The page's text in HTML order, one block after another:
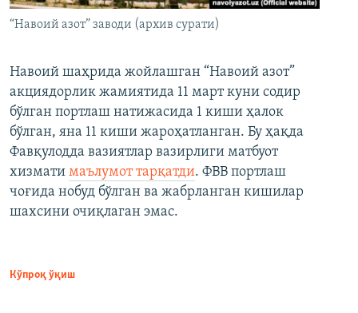
“Навоий азот” заводи (архив сурати)
Навоий шаҳрида жойлашган “Навоий азот”
акциядорлик жамиятида 11 март куни содир
бўлган портлаш натижасида 1 киши ҳалок
бўлган, яна 11 киши жароҳатланган. Бу ҳақда
Фавқулодда вазиятлар вазирлиги матбуот
хизмати маълумот тарқатди. ФВВ портлаш
чоғида нобуд бўлган ва жабрланган кишилар
шахсини очиқлаган эмас.
Кўпроқ ўқиш